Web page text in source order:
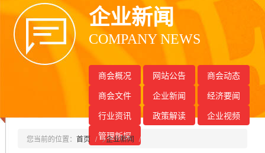
企业新闻
COMPANY NEWS
商会概况 网站公告
商会动态
商会文件
企业新闻
经济要闻
行业资讯
政策解读
企业视频
管理新探
您当前的位置： 首页 >企业新闻